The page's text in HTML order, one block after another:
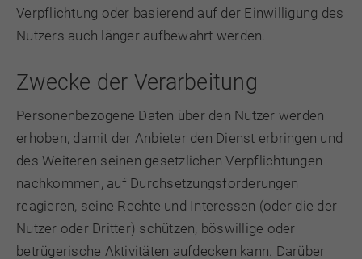
Verpflichtung oder basierend auf der Einwilligung des
Nutzers auch länger aufbewahrt werden.
Zwecke der Verarbeitung
Personenbezogene Daten über den Nutzer werden
erhoben, damit der Anbieter den Dienst erbringen und
des Weiteren seinen gesetzlichen Verpflichtungen
nachkommen, auf Durchsetzungsforderungen
reagieren, seine Rechte und Interessen (oder die der
Nutzer oder Dritter) schützen, böswillige oder
betrügerische Aktivitäten aufdecken kann. Darüber